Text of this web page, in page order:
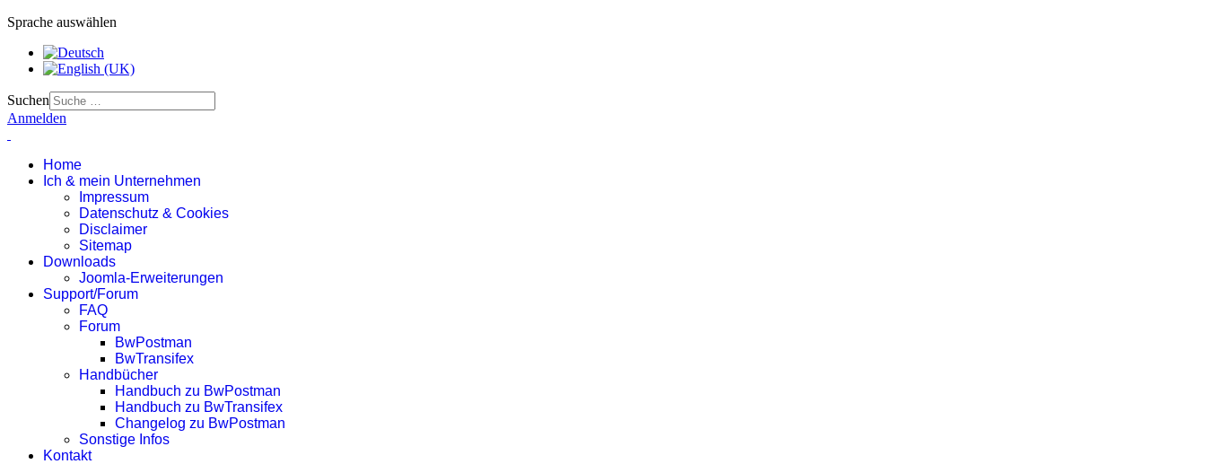
Sprache auswählen
Suchen
Anmelden
Home
Ich & mein Unternehmen
Impressum
Datenschutz & Cookies
Disclaimer
Sitemap
Downloads
Joomla-Erweiterungen
Support/Forum
FAQ
Forum
BwPostman
BwTransifex
Handbücher
Handbuch zu BwPostman
Handbuch zu BwTransifex
Changelog zu BwPostman
Sonstige Infos
Kontakt